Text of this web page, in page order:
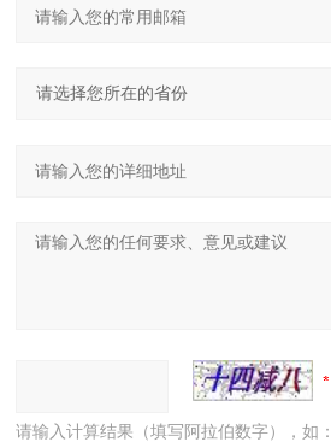
请输入计算结果（填写阿拉伯数字），如